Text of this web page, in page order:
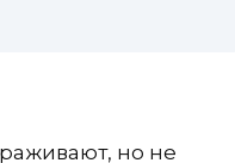
но не